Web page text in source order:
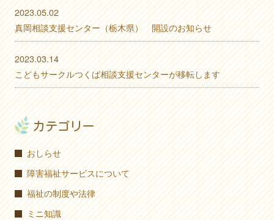
2023.05.02
真岡相談支援センター（栃木県） 開設のお知らせ
2023.03.14
こどもサークルつくば相談支援センターが移転します
カテゴリー
おしらせ
障害福祉サービスについて
福祉の制度や法律
ミニ知識